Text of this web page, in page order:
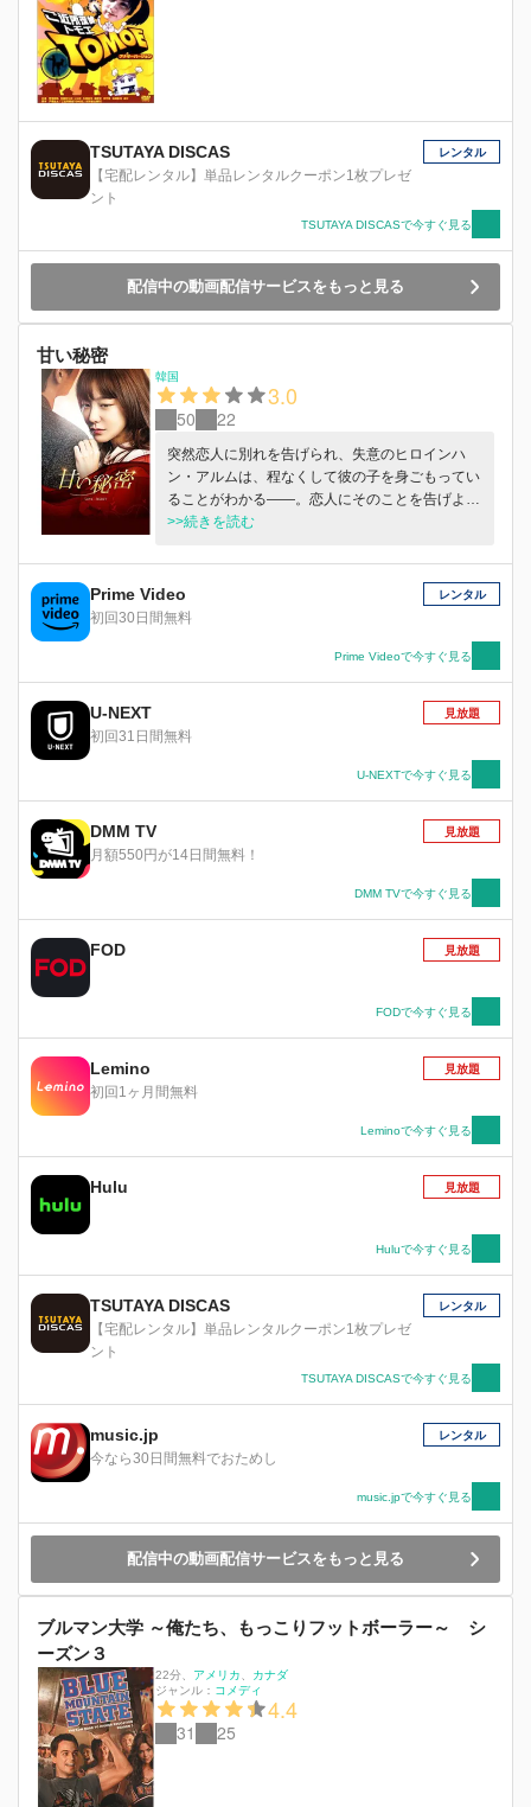
TSUTAYA DISCAS
【宅配レンタル】単品レンタルクーポン1枚プレゼ
ント
レンタル
TSUTAYA DISCASで今すぐ見る
配信中の動画配信サービスをもっと見る
甘い秘密
韓国
3.0
50 22
突然恋人に別れを告げられ、失意のヒロインハ
ン・アルムは、程なくして彼の子を身ごもってい
ることがわかる――。恋人にそのことを告げよう
と会いに行くが、彼は別の女性と結婚し裏切られ
国に帰国することに。機内で娘のミルクをこぼし
てしまったのは、彼女が応募したデザインコンテ
ストを主催するウィナーズグループの会長の息子
アルムの娘の父親である元恋人が突然韓国に現
れ・・・。
>>続きを読む
Prime Video
初回30日間無料
レンタル
Prime Videoで今すぐ見る
U-NEXT
初回31日間無料
見放題
U-NEXTで今すぐ見る
DMM TV
月額550円が14日間無料！
見放題
DMM TVで今すぐ見る
FOD 見放題
FODで今すぐ見る
Lemino
初回1ヶ月間無料
見放題
Leminoで今すぐ見る
Hulu 見放題
Huluで今すぐ見る
TSUTAYA DISCAS
【宅配レンタル】単品レンタルクーポン1枚プレゼ
ント
レンタル
TSUTAYA DISCASで今すぐ見る
music.jp
今なら30日間無料でおためし
レンタル
music.jpで今すぐ見る
配信中の動画配信サービスをもっと見る
ブルマン大学 ～俺たち、もっこりフットボーラー～ シ
ーズン３
22分 アメリカ
カナダ
ジャンル： コメディ
4.4
31 25